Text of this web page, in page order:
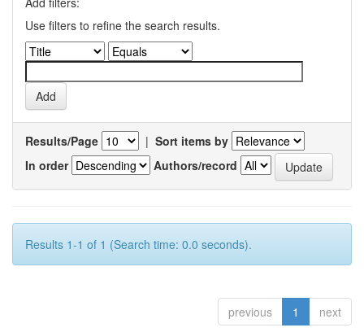
Use filters to refine the search results.
Results/Page | Sort items by
In order
Authors/record
Results 1-1 of 1 (Search time: 0.0 seconds).
previous 1 next